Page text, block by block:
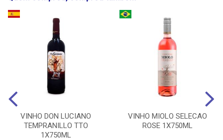
VINHO DON LUCIANO
TEMPRANILLO TTO
1X750ML
VINHO MIOLO SELECAO
ROSE 1X750ML